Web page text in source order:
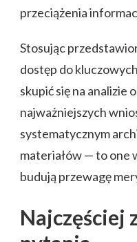
przeciążenia
Stosując
dostęp do
skupić się na analizie
najważniejszych
systematycznym
materiałów — to one
budują przewagę
Najczęściej